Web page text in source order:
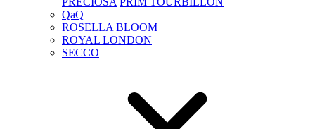
QaQ
ROSELLA BLOOM
ROYAL LONDON
SECCO